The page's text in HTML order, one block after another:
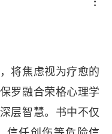
将焦虑视为疗愈的
罗融合荣格心理学
层智慧。书中不仅